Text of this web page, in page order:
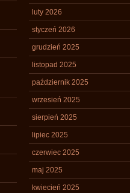
luty 2026
styczeń 2026
grudzień 2025
listopad 2025
październik 2025
wrzesień 2025
sierpień 2025
lipiec 2025
czerwiec 2025
maj 2025
kwiecień 2025